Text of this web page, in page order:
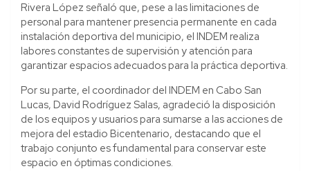
Rivera López señaló que, pese a las limitaciones de
personal para mantener presencia permanente en cada
instalación deportiva del municipio, el INDEM realiza
labores constantes de supervisión y atención para
garantizar espacios adecuados para la práctica deportiva.
Por su parte, el coordinador del INDEM en Cabo San
Lucas, David Rodríguez Salas, agradeció la disposición
de los equipos y usuarios para sumarse a las acciones de
mejora del estadio Bicentenario, destacando que el
trabajo conjunto es fundamental para conservar este
espacio en óptimas condiciones.